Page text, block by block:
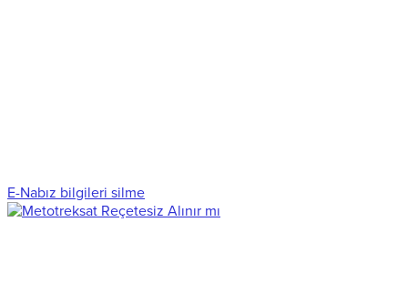
E-Nabız bilgileri silme